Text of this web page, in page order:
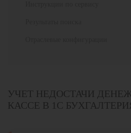
УЧЕТ НЕДОСТАЧИ
КАССЕ В 1С